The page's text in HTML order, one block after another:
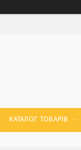
КАТАЛОГ ТОВАРІВ